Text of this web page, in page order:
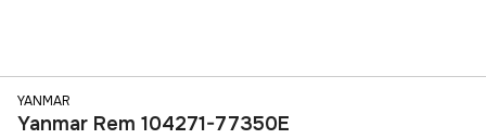
YANMAR
Yanmar Rem 104271-77350E